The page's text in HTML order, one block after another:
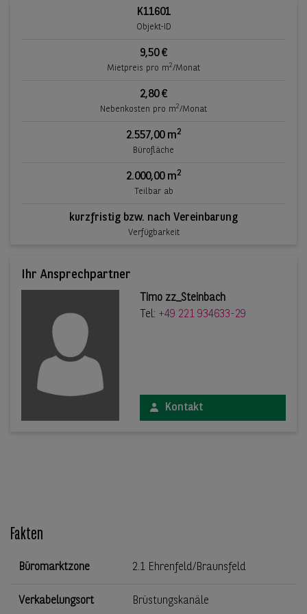
K11601
Objekt-ID
9,50 €
Mietpreis pro m2/Monat
2,80 €
Nebenkosten pro m2/Monat
2.557,00 m2
Bürofläche
2.000,00 m2
Teilbar ab
kurzfristig bzw. nach Vereinbarung
Verfügbarkeit
Ihr Ansprechpartner
Timo zz_Steinbach
Tel: +49 221 934633-29
Kontakt
Fakten
Büromarktzone 2.1 Ehrenfeld/Braunsfeld
Verkabelungsort Brüstungskanäle